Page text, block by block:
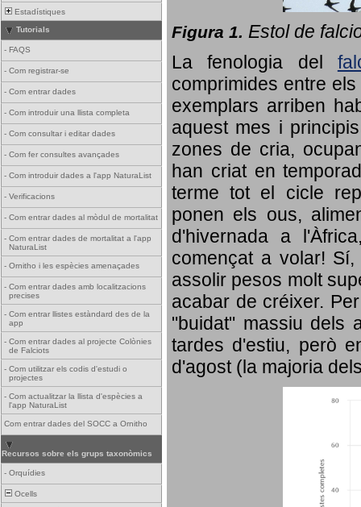
Estadístiques
Tutorials
- FAQS
- Com registrar-se
- Com entrar dades
- Com introduir una llista completa
- Com consultar i editar dades
- Com fer consultes avançades
- Com introduir dades a l'app NaturaList
- Verificacions
- Com entrar dades al mòdul de mortalitat
- Com entrar dades de mortalitat a l'app
NaturaList
- Ornitho i les espècies amenaçades
- Com entrar dades amb localitzacions
precises
- Com entrar llistes estàndard des de la
app
- Com entrar dades al projecte Colònies
de Falciots
- Com utilitzar els codis d'estudi o
projectes
- Com actualitzar la llista d'espècies a
l'app NaturaList
Com entrar dades del SOCC a Ornitho
Recursos sobre els grups taxonòmics
- Orquídies
Ocells
Figura 1. Estol de
La fenologia del
comprimides entre
exemplars arriben
aquest mes i
zones de cria,
han criat en
terme tot el cicle
ponen els ous,
d'hivernada a
començat a volar!
assolir pesos molt
acabar de créixer.
"buidat" massiu dels
tardes d'estiu, però
d'agost (la majoria